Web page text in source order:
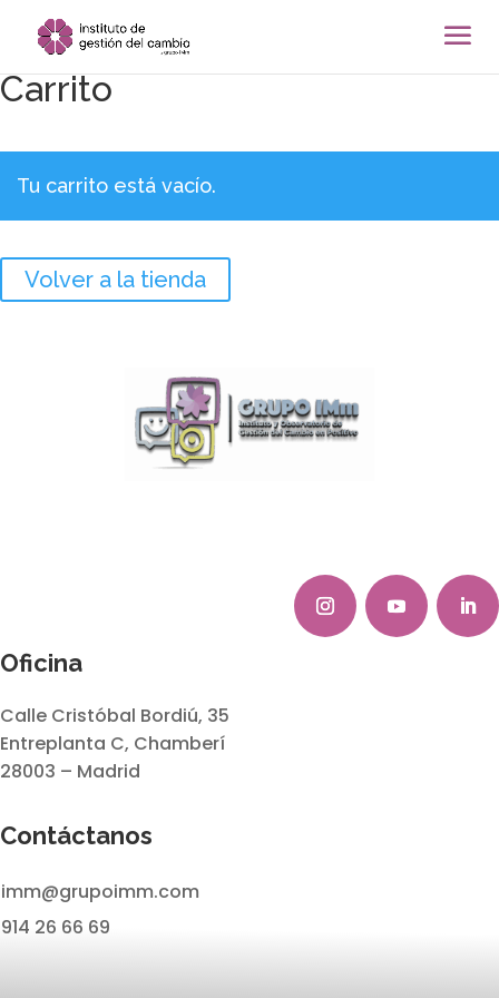
Carrito
Tu carrito está vacío.
Volver a la tienda
Oficina
Calle Cristóbal Bordiú, 35
Entreplanta C, Chamberí
28003 – Madrid
Contáctanos
imm@grupoimm.com
914 26 66 69